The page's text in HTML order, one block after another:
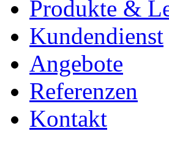
Produkte &
Kundendienst
Angebote
Referenzen
Kontakt